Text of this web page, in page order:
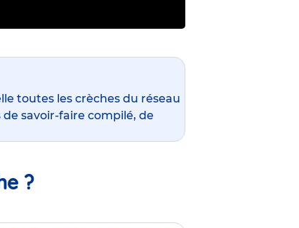
toutes les crèches du réseau
savoir-faire compilé, de
?